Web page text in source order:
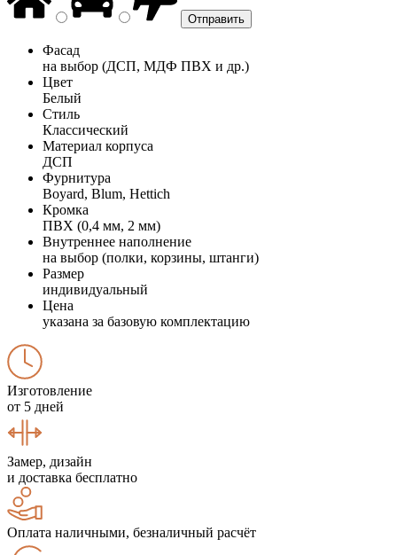
Фасад
на выбор (ДСП, МДФ ПВХ и др.)
Цвет
Белый
Стиль
Классический
Материал корпуса
ДСП
Фурнитура
Boyard, Blum, Hettich
Кромка
ПВХ (0,4 мм, 2 мм)
Внутреннее наполнение
на выбор (полки, корзины, штанги)
Размер
индивидуальный
Цена
указана за базовую комплектацию
Изготовление
от 5 дней
Замер, дизайн
и доставка бесплатно
Оплата наличными, безналичный расчёт